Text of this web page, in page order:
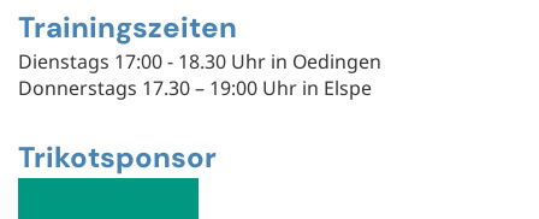
Trainingszeiten
Dienstags 17:00 - 18.30 Uhr in Oedingen
Donnerstags 17.30 – 19:00 Uhr in Elspe
Trikotsponsor